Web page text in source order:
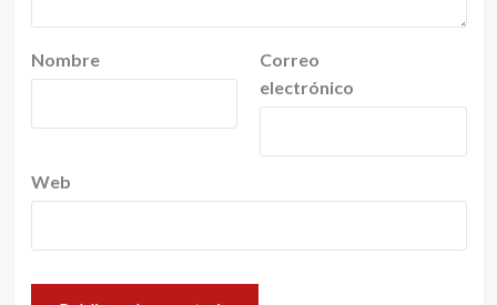
Nombre
Correo
electrónico
Web